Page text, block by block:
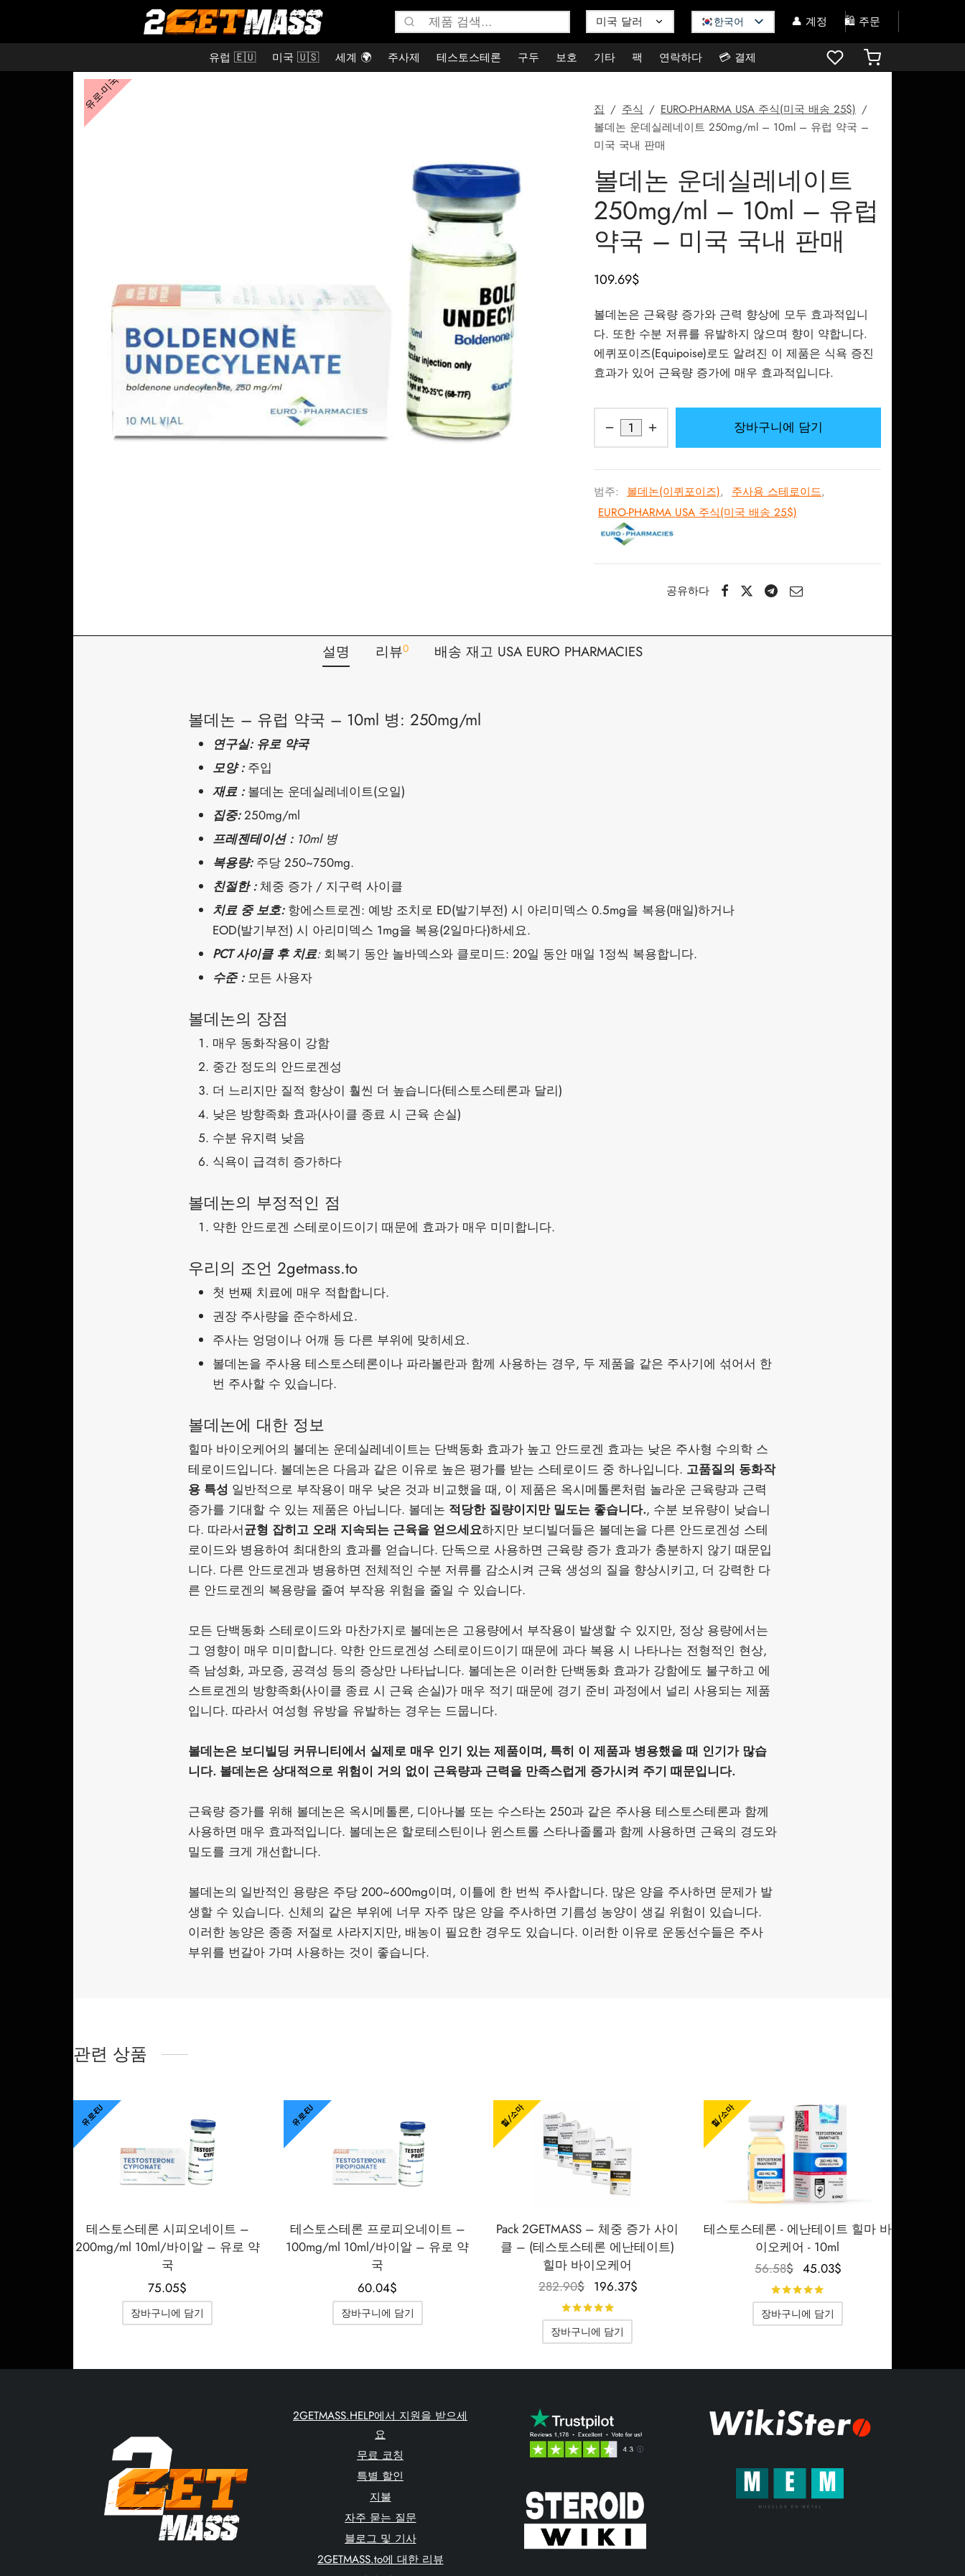
색:
한국어 👤 계정 🛍️ 주문
유럽 🇪🇺 미국 🇺🇸 세계 🌍 주사제 테스토스테론 구두 보호 기타 팩 연락하다 💳 결제
유로-미국 집 / 주식 / EURO-PHARMA USA 주식(미국 배송 25$) /
볼데논 운데실레네이트 250mg/ml – 10ml – 유럽 약국 –
미국 국내 판매
볼데논 운데실레네이트
250mg/ml – 10ml – 유럽
약국 – 미국 국내 판매
109.69$
볼데논은 근육량 증가와 근력 향상에 모두 효과적입니
다. 또한 수분 저류를 유발하지 않으며 향이 약합니다.
에퀴포이즈(Equipoise)로도 알려진 이 제품은 식욕 증진
효과가 있어 근육량 증가에 매우 효과적입니다.
장바구니에 담기
범주: 볼데논(이퀴포이즈), 주사용 스테로이드,
EURO-PHARMA USA 주식(미국 배송 25$)
공유하다
설명 리뷰0 배송 재고 USA EURO PHARMACIES
볼데논 – 유럽 약국 – 10ml 병: 250mg/ml
연구실: 유로 약국
모양 : 주입
재료 : 볼데논 운데실레네이트(오일)
집중:250mg/ml
프레젠테이션 :10ml 병
복용량: 주당 250~750mg.
친절한 :체중 증가 / 지구력 사이클
치료 중 보호: 항에스트로겐: 예방 조치로 ED(발기부전) 시 아리미덱스 0.5mg을 복용(매일)하거나
EOD(발기부전) 시 아리미덱스 1mg을 복용(2일마다)하세요.
PCT 사이클 후 치료: 회복기 동안 놀바덱스와 클로미드: 20일 동안 매일 1정씩 복용합니다.
수준 : 모든 사용자
볼데논의 장점
매우 동화작용이 강함
중간 정도의 안드로겐성
더 느리지만 질적 향상이 훨씬 더 높습니다(테스토스테론과 달리)
낮은 방향족화 효과(사이클 종료 시 근육 손실)
수분 유지력 낮음
식욕이 급격히 증가하다
볼데논의 부정적인 점
약한 안드로겐 스테로이드이기 때문에 효과가 매우 미미합니다.
우리의 조언 2getmass.to
첫 번째 치료에 매우 적합합니다.
권장 주사량을 준수하세요.
주사는 엉덩이나 어깨 등 다른 부위에 맞히세요.
볼데논을 주사용 테스토스테론이나 파라볼란과 함께 사용하는 경우, 두 제품을 같은 주사기에 섞어서 한
번 주사할 수 있습니다.
볼데논에 대한 정보
힐마 바이오케어의 볼데논 운데실레네이트는 단백동화 효과가 높고 안드로겐 효과는 낮은 주사형 수의학 스
테로이드입니다. 볼데논은 다음과 같은 이유로 높은 평가를 받는 스테로이드 중 하나입니다. 고품질의 동화작
용 특성 일반적으로 부작용이 매우 낮은 것과 비교했을 때, 이 제품은 옥시메톨론처럼 놀라운 근육량과 근력
증가를 기대할 수 있는 제품은 아닙니다. 볼데논 적당한 질량이지만 밀도는 좋습니다., 수분 보유량이 낮습니
다. 따라서균형 잡히고 오래 지속되는 근육을 얻으세요하지만 보디빌더들은 볼데논을 다른 안드로겐성 스테
로이드와 병용하여 최대한의 효과를 얻습니다. 단독으로 사용하면 근육량 증가 효과가 충분하지 않기 때문입
니다. 다른 안드로겐과 병용하면 전체적인 수분 저류를 감소시켜 근육 생성의 질을 향상시키고, 더 강력한 다
른 안드로겐의 복용량을 줄여 부작용 위험을 줄일 수 있습니다.
모든 단백동화 스테로이드와 마찬가지로 볼데논은 고용량에서 부작용이 발생할 수 있지만, 정상 용량에서는
그 영향이 매우 미미합니다. 약한 안드로겐성 스테로이드이기 때문에 과다 복용 시 나타나는 전형적인 현상,
즉 남성화, 과모증, 공격성 등의 증상만 나타납니다. 볼데논은 이러한 단백동화 효과가 강함에도 불구하고 에
스트로겐의 방향족화(사이클 종료 시 근육 손실)가 매우 적기 때문에 경기 준비 과정에서 널리 사용되는 제품
입니다. 따라서 여성형 유방을 유발하는 경우는 드뭅니다.
볼데논은 보디빌딩 커뮤니티에서 실제로 매우 인기 있는 제품이며, 특히 이 제품과 병용했을 때 인기가 많습
니다. 볼데논은 상대적으로 위험이 거의 없이 근육량과 근력을 만족스럽게 증가시켜 주기 때문입니다.
근육량 증가를 위해 볼데논은 옥시메톨론, 디아나볼 또는 수스타논 250과 같은 주사용 테스토스테론과 함께
사용하면 매우 효과적입니다. 볼데논은 할로테스틴이나 윈스트롤 스타나졸롤과 함께 사용하면 근육의 경도와
밀도를 크게 개선합니다.
볼데논의 일반적인 용량은 주당 200~600mg이며, 이틀에 한 번씩 주사합니다. 많은 양을 주사하면 문제가 발
생할 수 있습니다. 신체의 같은 부위에 너무 자주 많은 양을 주사하면 기름성 농양이 생길 위험이 있습니다.
이러한 농양은 종종 저절로 사라지지만, 배농이 필요한 경우도 있습니다. 이러한 이유로 운동선수들은 주사
부위를 번갈아 가며 사용하는 것이 좋습니다.
관련 상품
유로-EU
테스토스테론 시피오네이트 –
200mg/ml 10ml/바이알 – 유로 약
국
75.05$
장바구니에 담기
유로-EU
테스토스테론 프로피오네이트 –
100mg/ml 10ml/바이알 – 유로 약
국
60.04$
장바구니에 담기
힐/소마
Pack 2GETMASS – 체중 증가 사이
클 – (테스토스테론 에난테이트)
힐마 바이오케어
282.90$ 원래 가격
282.90$였
습니다.
196.37$
장바구니에 담기
힐/소마
테스토스테론 - 에난테이트 힐마 바
이오케어 - 10ml
56.58$
원래 가
격은
56.58$였
습니다.
45.03$
장바구니에 담기
2GETMASS.HELP에서 지원을 받으세
요
무료 코칭
특별 할인
지불
자주 묻는 질문
블로그 및 기사
2GETMASS.to에 대한 리뷰